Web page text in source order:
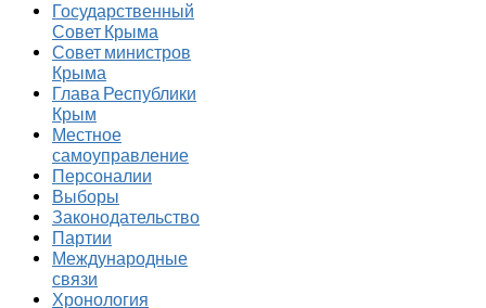
Государственный
Совет Крыма
Совет министров
Крыма
Глава Республики
Крым
Местное
самоуправление
Персоналии
Выборы
Законодательство
Партии
Международные
связи
Хронология